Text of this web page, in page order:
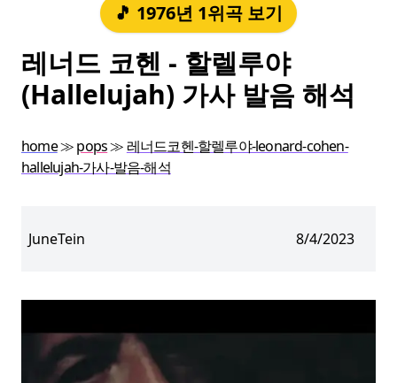
🎵 1976년 1위곡 보기
레너드 코헨 - 할렐루야
(Hallelujah) 가사 발음 해석
home≫pops≫ 레너드코헨-할렐루야-leonard-cohen-
hallelujah-가사-발음-해석
JuneTein 8/4/2023